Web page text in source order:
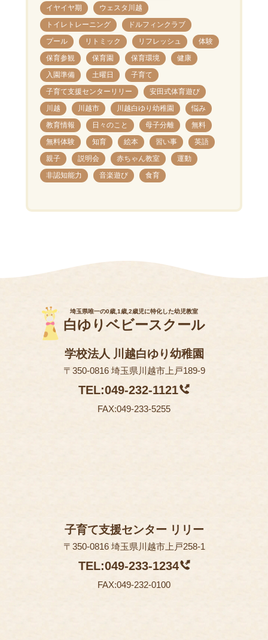
イヤイヤ期
ウェスタ川越
トイレトレーニング
ドルフィンクラブ
プール
リトミック リフレッシュ
体験
保育参観
保育園 保育環境
健康
入園準備
土曜日
子育て
子育て支援センターリリー
安田式体育遊び
川越
川越市 川越白ゆり幼稚園
悩み
教育情報
日々のこと 母子分離
無料
無料体験
知育 絵本 習い事
英語
親子
説明会 赤ちゃん教室
運動
非認知能力
音楽遊び 食育
埼玉県唯一の0歳,1歳,2歳児に特化した幼児教室
白ゆりベビースクール
学校法人 川越白ゆり幼稚園
〒350-0816 埼玉県川越市上戸189-9
TEL:049-232-1121
FAX:049-233-5255
子育て支援センター リリー
〒350-0816 埼玉県川越市上戸258-1
TEL:049-233-1234
FAX:049-232-0100